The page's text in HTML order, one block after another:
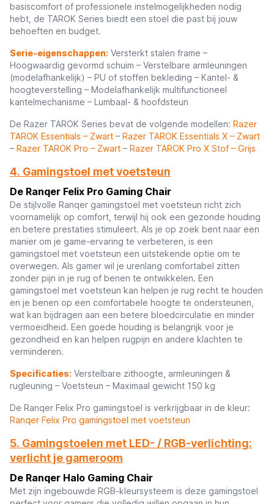
basiscomfort of professionele instelmogelijkheden nodig
hebt, de TAROK Series biedt een stoel die past bij jouw
behoeften en budget.
Serie-eigenschappen: Versterkt stalen frame –
Hoogwaardig gevormd schuim – Verstelbare armleuningen
(modelafhankelijk) – PU of stoffen bekleding – Kantel- &
hoogteverstelling – Modelafhankelijk multifunctioneel
kantelmechanisme – Lumbaal- & hoofdsteun
De Razer TAROK Series bevat de volgende modellen: Razer
TAROK Essentials – Zwart – Razer TAROK Essentials X – Zwart
– Razer TAROK Pro – Zwart – Razer TAROK Pro X Stof – Grijs
4. Gamingstoel met voetsteun
De Ranqer Felix Pro Gaming Chair
De stijlvolle Ranqer gamingstoel met voetsteun richt zich
voornamelijk op comfort, terwijl hij ook een gezonde houding
en betere prestaties stimuleert. Als je op zoek bent naar een
manier om je game-ervaring te verbeteren, is een
gamingstoel met voetsteun een uitstekende optie om te
overwegen. Als gamer wil je urenlang comfortabel zitten
zonder pijn in je rug of benen te ontwikkelen. Een
gamingstoel met voetsteun kan helpen je rug recht te houden
en je benen op een comfortabele hoogte te ondersteunen,
wat kan bijdragen aan een betere bloedcirculatie en minder
vermoeidheid. Een goede houding is belangrijk voor je
gezondheid en kan helpen rugpijn en andere klachten te
verminderen.
Specificaties: Verstelbare zithoogte, armleuningen &
rugleuning – Voetsteun – Maximaal gewicht 150 kg
De Ranqer Felix Pro gamingstoel is verkrijgbaar in de kleur:
Ranqer Felix Pro gamingstoel met voetsteun
5. Gamingstoelen met LED- / RGB-verlichting:
verlicht je gameroom
De Ranqer Halo Gaming Chair
Met zijn ingebouwde RGB-kleursysteem is deze gamingstoel